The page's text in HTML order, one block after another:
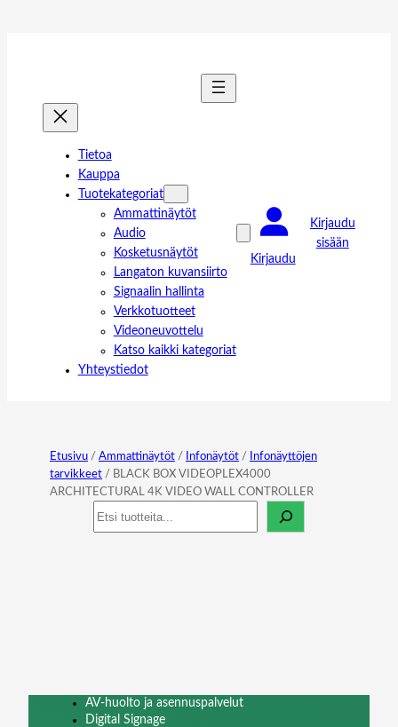
Tietoa
Kauppa
Tuotekategoriat
Ammattinäytöt
Audio
Kosketusnäytöt
Langaton kuvansiirto
Signaalin hallinta
Verkkotuotteet
Videoneuvottelu
Katso kaikki kategoriat
Yhteystiedot
Kirjaudu
Kirjaudu
sisään
Etusivu / Ammattinäytöt / Infonäytöt /
Infonäyttöjen
tarvikkeet / BLACK BOX VIDEOPLEX4000
ARCHITECTURAL 4K VIDEO WALL CONTROLLER
Haku
AV-huolto ja asennuspalvelut
Digital Signage